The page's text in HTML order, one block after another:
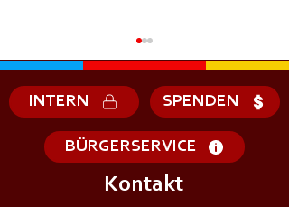
+++𝗘𝗥𝗦𝗧𝗘 - 𝗛𝗜𝗟𝗙𝗘
INTERN SPENDEN
BÜRGERSERVICE
Kontakt